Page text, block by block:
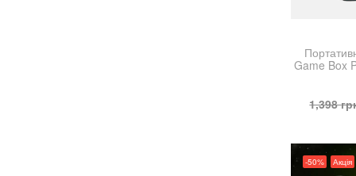
Game Box
1,398
-50% Акція